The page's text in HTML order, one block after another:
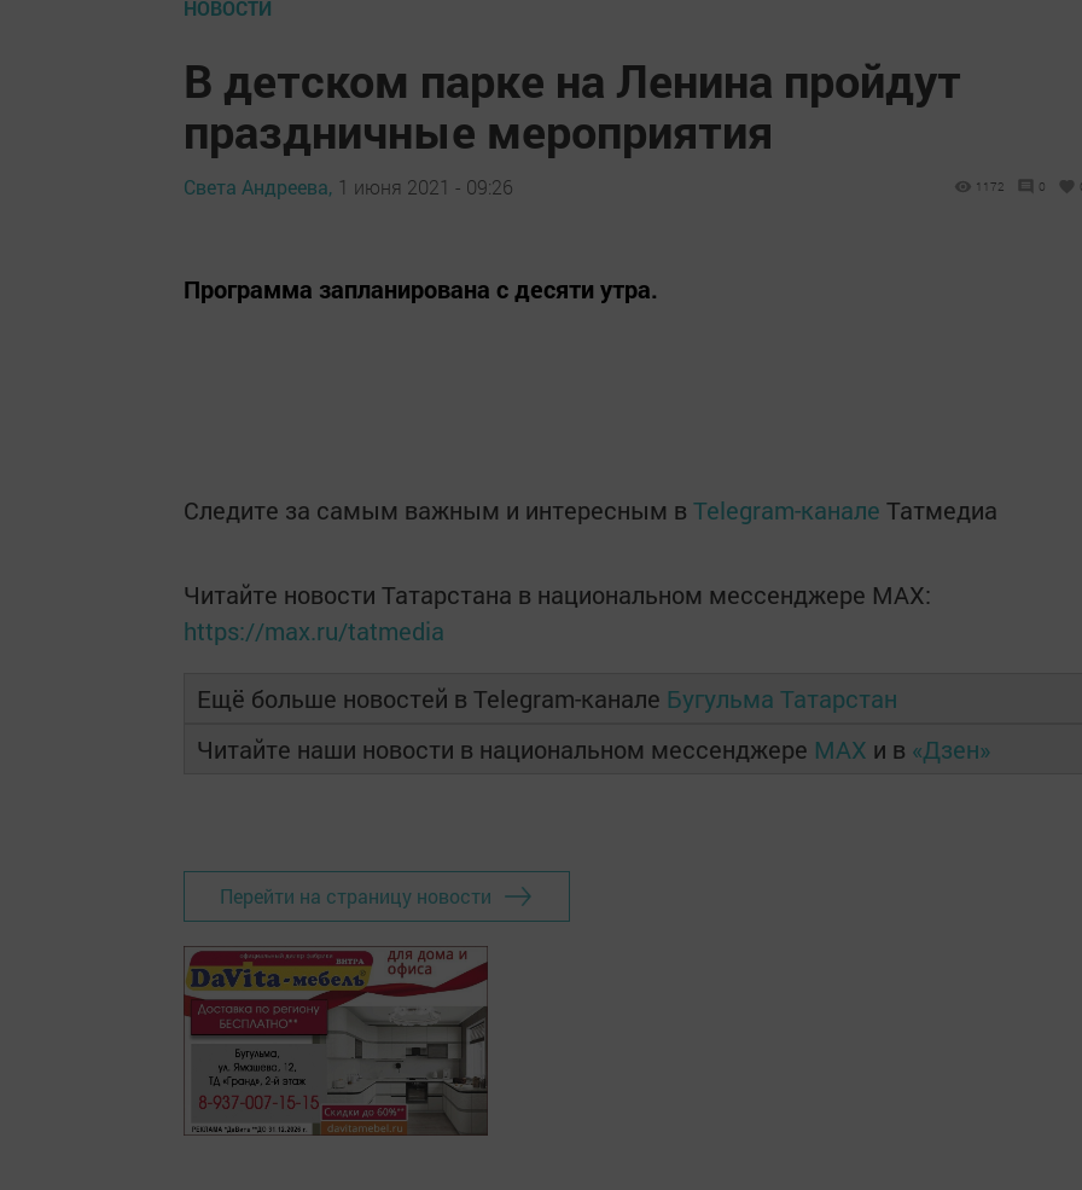
НОВОСТИ
В детском парке на Ленина пройдут
праздничные мероприятия
Света Андреева, 1 июня 2021 - 09:26 1172 0
Программа запланирована с десяти утра.
Следите за самым важным и интересным в Telegram-канале Татмедиа
Читайте новости Татарстана в национальном мессенджере MАХ:
https://max.ru/tatmedia
Ещё больше новостей в Telegram-канале Бугульма Татарстан
Читайте наши новости в национальном мессенджере MAX и в «Дзен»
Перейти на страницу новости